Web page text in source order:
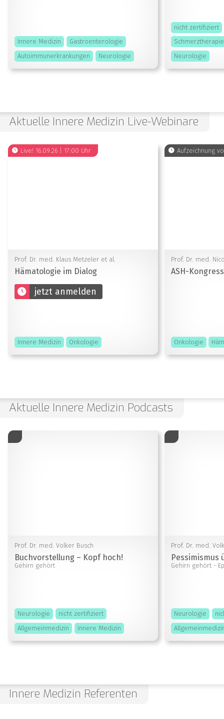
Innere Medizin
Gastroenterologie
Autoimmunerkrankungen
Neurologie
nicht zertifiziert
Schmerztherapie
Neurologie
Aktuelle Innere Medizin Live-Webinare
Live! 16.09.26 | 17:00 Uhr
Prof. Dr. med. Klaus Metzeler et al.
Hämatologie im Dialog
jetzt anmelden
Innere Medizin Onkologie
Aufzeichnung
Prof. Dr. med.
ASH-
Onkologie
Aktuelle Innere Medizin Podcasts
Prof. Dr. med. Volker Busch
Buchvorstellung – Kopf hoch!
Gehirn gehört
Neurologie
nicht zertifiziert
Allgemeinmedizin
Innere Medizin
Prof. Dr. med.
Pessimismus
Gehirn gehört -
Neurologie
Innere Medizin Referenten